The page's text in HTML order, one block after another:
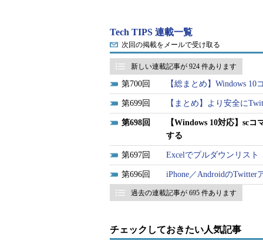
Tech TIPS 連載一覧
次回の掲載をメールで受け取る
新しい連載記事が 924 件あります
700 【総まとめ】Windows
699 【まとめ】より安全に
698
【Windows 10対応】sc
する
697 Excelでプルダウンリス
696 iPhone／Androidの
過去の連載記事が 695 件あります
チェックしておきたい人気記事